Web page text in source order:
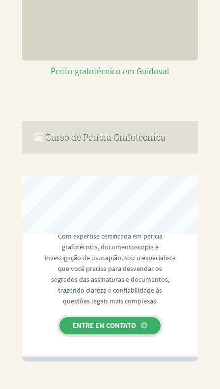
Perito grafotécnico em Guidoval
Curso de Perícia Grafotécnica
Com expertise certificada em perícia
grafotécnica, documentoscopia e
investigação de usucapião, sou o especialista
que você precisa para desvendar os
segredos das assinaturas e documentos,
trazendo clareza e confiabilidade às
questões legais mais complexas.
ENTRE EM CONTATO